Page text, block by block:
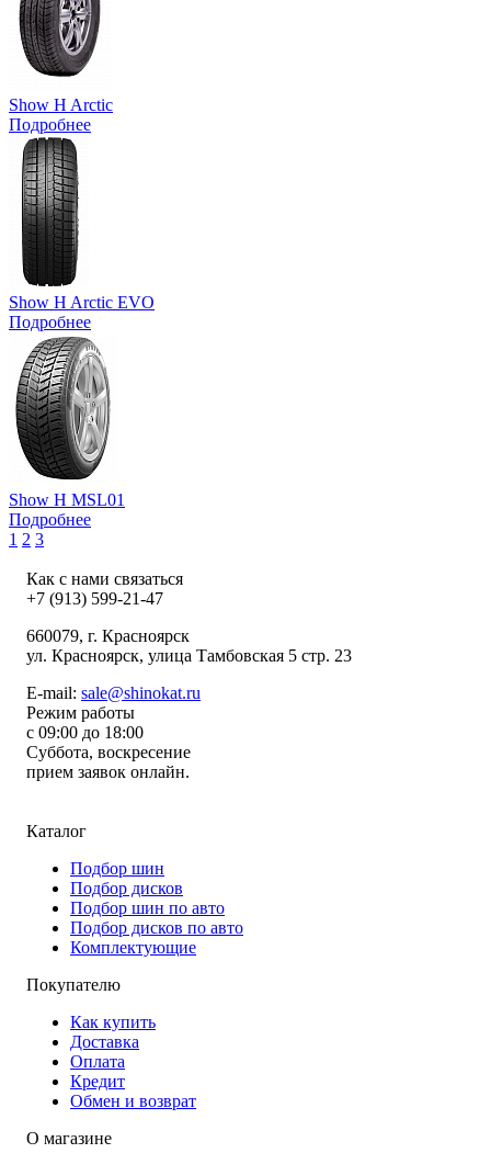
Show H Arctic
Подробнее
Show H Arctic EVO
Подробнее
Show H MSL01
Подробнее
1 2 3
Как с нами связаться
+7 (913) 599-21-47
660079, г. Красноярск
ул. Красноярск, улица Тамбовская 5 стр. 23
E-mail: sale@shinokat.ru
Режим работы
с 09:00 до 18:00
Суббота, воскресение
прием заявок онлайн.
Каталог
Подбор шин
Подбор дисков
Подбор шин по авто
Подбор дисков по авто
Комплектующие
Покупателю
Как купить
Доставка
Оплата
Кредит
Обмен и возврат
О магазине